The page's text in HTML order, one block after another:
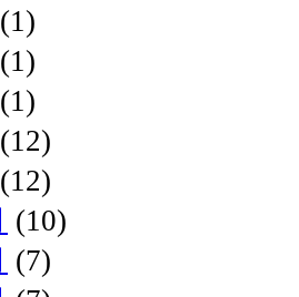
(1)
(1)
(1)
(12)
(12)
(10)
(7)